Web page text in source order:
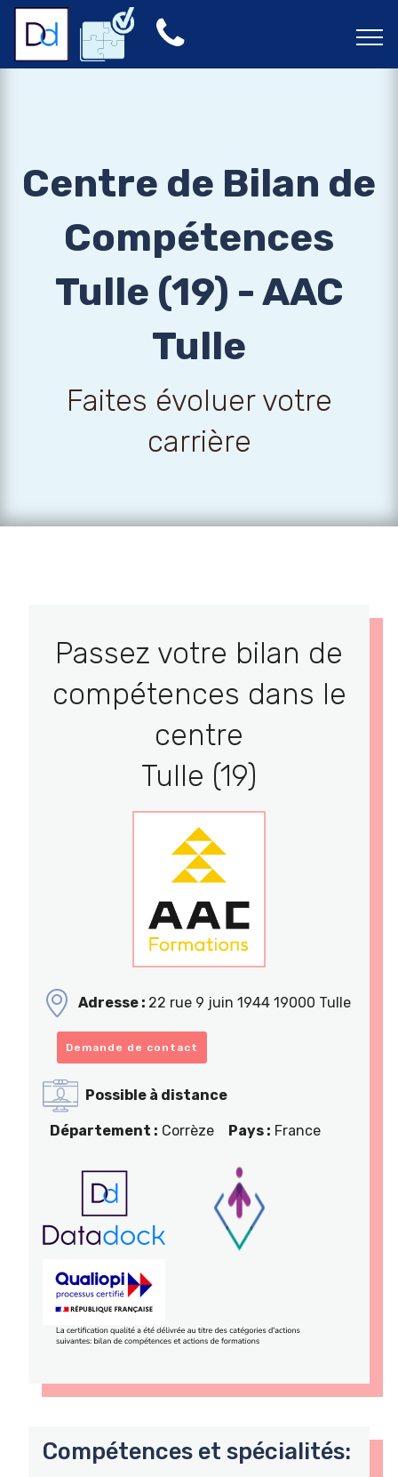
Centre de Bilan de
Compétences
Tulle (19) - AAC
Tulle
Faites évoluer votre
carrière
Passez votre bilan de
compétences dans le
centre
Tulle (19)
Adresse : 22 rue 9 juin 1944 19000 Tulle
Demande de contact
Possible à distance
Département : Corrèze Pays : France
Compétences et spécialités: